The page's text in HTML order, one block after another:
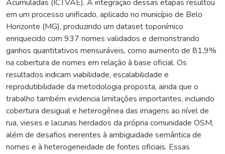
Acumuladas (ICTVAE). A integração dessas etapas resultou
em um processo unificado, aplicado no município de Belo
Horizonte (MG), produzindo um dataset toponímico
enriquecido com 937 nomes validados e demonstrando
ganhos quantitativos mensuráveis, como aumento de 81,9%
na cobertura de nomes em relação à base oficial. Os
resultados indicam viabilidade, escalabilidade e
reprodutibilidade da metodologia proposta, ainda que o
trabalho também evidencia limitações importantes, incluindo
cobertura desigual e heterogênea das imagens ao nível de
rua, vieses e lacunas herdados da própria comunidade OSM,
além de desafios inerentes à ambiguidade semântica de
nomes e à heterogeneidade de fontes oficiais. Essas